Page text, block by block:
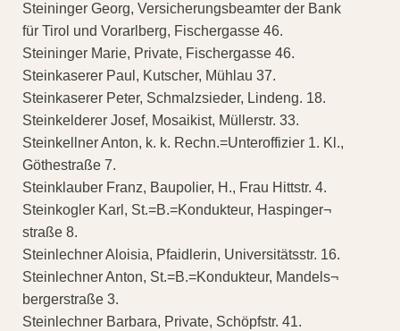
Steininger Georg, Versicherungsbeamter der Bank
für Tirol und Vorarlberg, Fischergasse 46.
Steininger Marie, Private, Fischergasse 46.
Steinkaserer Paul, Kutscher, Mühlau 37.
Steinkaserer Peter, Schmalzsieder, Lindeng. 18.
Steinkelderer Josef, Mosaikist, Müllerstr. 33.
Steinkellner Anton, k. k. Rechn.=Unteroffizier 1. Kl.,
Göthestraße 7.
Steinklauber Franz, Baupolier, H., Frau Hittstr. 4.
Steinkogler Karl, St.=B.=Kondukteur, Haspinger¬
straße 8.
Steinlechner Aloisia, Pfaidlerin, Universitätsstr. 16.
Steinlechner Anton, St.=B.=Kondukteur, Mandels¬
bergerstraße 3.
Steinlechner Barbara, Private, Schöpfstr. 41.